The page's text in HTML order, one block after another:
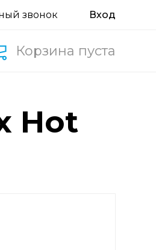
звонок
Корзина пуста
Hot